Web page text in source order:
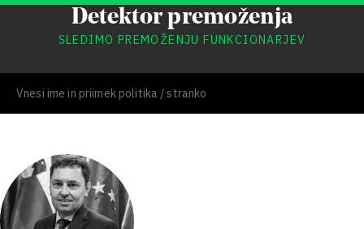
Detektor premoženja
SLEDIMO PREMOŽENJU FUNKCIONARJEV